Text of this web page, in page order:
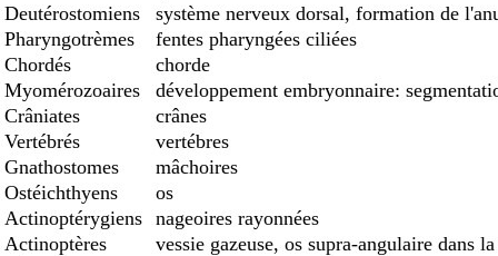
Deutérostomiens
système nerveux dorsal, formation de
Pharyngotrèmes
fentes pharyngées ciliées
Chordés
chorde
Myomérozoaires
développement embryonnaire:
Crâniates
crânes
Vertébrés
vertébres
Gnathostomes
mâchoires
Ostéichthyens
os
Actinoptérygiens nageoires rayonnées
Actinoptères
vessie gazeuse, os supra-angulaire dans